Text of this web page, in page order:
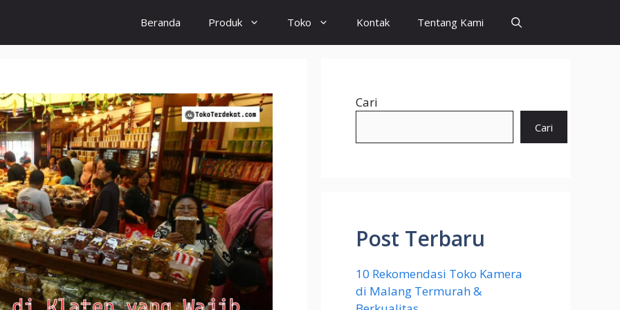
Beranda Produk Toko Kontak Tentang Kami
Cari
Cari
Post Terbaru
10 Rekomendasi Toko Kamera
di Malang Termurah &